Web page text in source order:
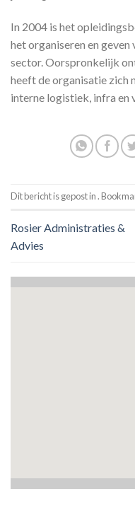
In 2004 is het
het organiseren en
sector. Oorspronkelijk
heeft de organisatie zich
interne logistiek, infra en
Dit bericht is gepost in .
Rosier Administraties &
Advies